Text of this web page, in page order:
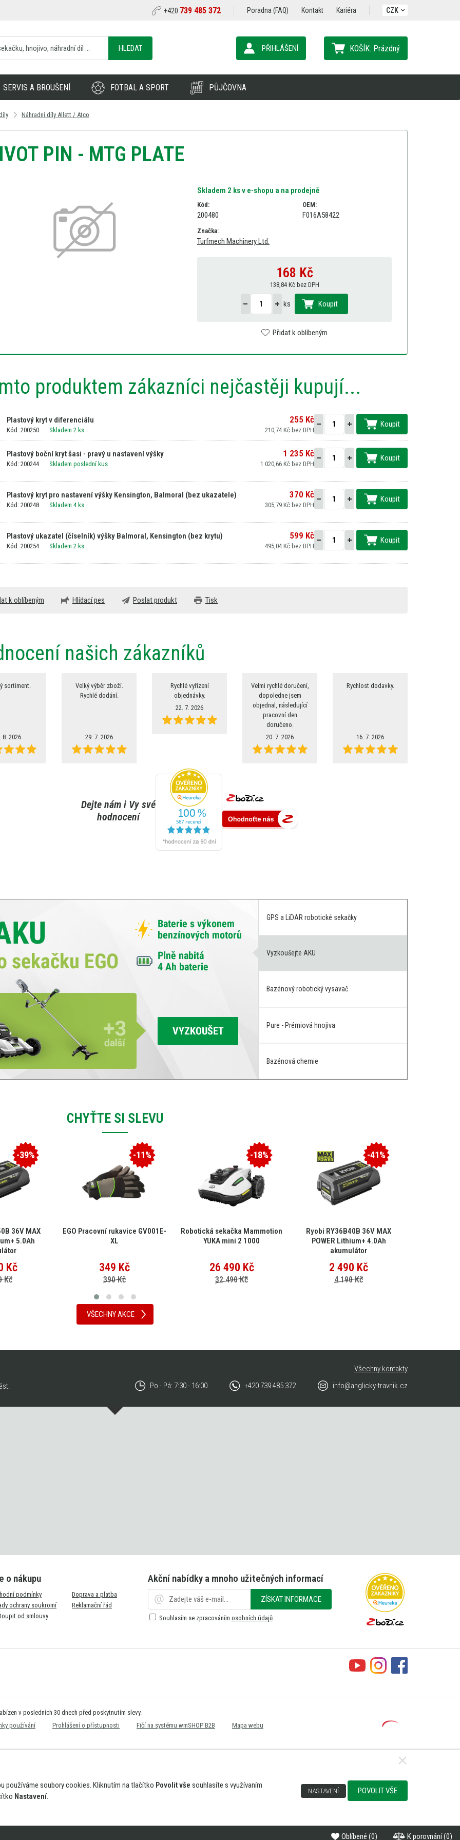
+420 739 485 372 Poradna (FAQ) Kontakt Kariéra CZK
HLEDAT KOŠÍK: Prázdný
PŘIHLÁŠENÍ
SERVIS A BROUŠENÍ FOTBAL A SPORT PŮJČOVNA
Náhradní díly Allett / Atco
PIN - MTG PLATE
Skladem 2 ks v e-shopu a na prodejně
Kód:
200480
OEM:
F016A58422
Značka:
Turfmech Machinery Ltd.
168 Kč
138,84 Kč bez DPH
ks Koupit
Přidat k oblíbeným
produktem zákazníci nejčastěji kupují...
Plastový kryt v diferenciálu
Kód: 200250 Skladem 2 ks
255 Kč
210,74 Kč bez DPH
Koupit
Plastový boční kryt šasi - pravý u nastavení výšky
Kód: 200244 Skladem poslední kus
1 235 Kč
1 020,66 Kč bez DPH
Koupit
Plastový kryt pro nastavení výšky Kensington, Balmoral (bez ukazatele)
Kód: 200248 Skladem 4 ks
370 Kč
305,79 Kč bez DPH
Koupit
Plastový ukazatel (číselník) výšky Balmoral, Kensington (bez krytu)
Kód: 200254 Skladem 2 ks
599 Kč
495,04 Kč bez DPH
Koupit
k oblíbeným Hlídací pes Poslat produkt Tisk
našich zákazníků
sortiment.
8. 2026
Velký výběr zboží.
Rychlé dodání.
29. 7. 2026
Rychlé vyřízení
objednávky.
22. 7. 2026
Velmi rychlé doručení,
dopoledne jsem
objednal, následující
pracovní den
doručeno.
20. 7. 2026
Rychlost dodavky.
16. 7. 2026
Dejte nám i Vy své
hodnocení
GPS a LiDAR robotické sekačky
Vyzkoušejte AKU
Bazénový robotický vysavač
Pure - Prémiová hnojiva
Bazénová chemie
CHYŤTE SI SLEVU
-39%
36V MAX
5.0Ah
Kč
Kč
-11%
EGO Pracovní rukavice GV001E-
XL
349 Kč
390 Kč
-18%
Robotická sekačka Mammotion
YUKA mini 2 1000
26 490 Kč
32 490 Kč
-41%
Ryobi RY36B40B 36V MAX
POWER Lithium+ 4.0Ah
akumulátor
2 490 Kč
4 190 Kč
VŠECHNY AKCE
Všechny kontakty
Po - Pá: 7:30 - 16:00
+420 739 485 372 info@anglicky-travnik.cz
o nákupu
podmínky
ochrany soukromí
od smlouvy
Doprava a platba
Reklamační řád
Akční nabídky a mnoho užitečných informací
ZÍSKAT INFORMACE
Souhlasím se zpracováním osobních údajů.
v posledních 30 dnech před poskytnutím slevy.
používání
Prohlášení o přístupnosti Fičí na systému wmSHOP B2B Mapa webu
Oblíbené (0) K porovnání(0)
používáme soubory cookies. Kliknutím na tlačítko Povolit vše souhlasíte s využívaním
Nastavení.
NASTAVENÍ POVOLIT VŠE